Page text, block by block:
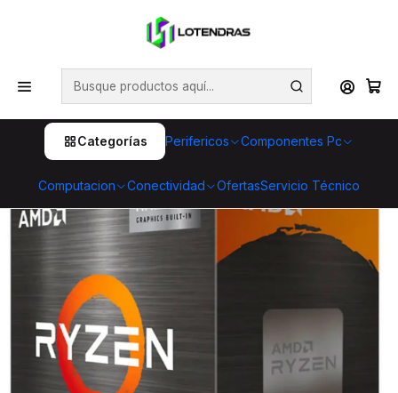
Categorías Perifericos Componentes Pc
Computacion Conectividad OfertasServicio Técnico
💥 ¡Compra HOY y retira GRATIS en tienda! 🏪🚀 Además,
aprovecha cientos de productos con Despacho Gratis 🛒📦
¡No dejes pasar esta oportunidad! 🔥
Inicio Componentes Pc Procesadores
AMD
Procesador AMD Ryzen 5 5600GT 6 núcleos 12 hilos